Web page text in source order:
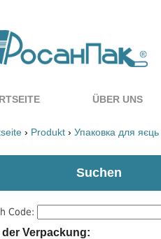
ÜBER UNS
› Produkt › Упаковка для яєць
Suchen
Code:
der Verpackung: